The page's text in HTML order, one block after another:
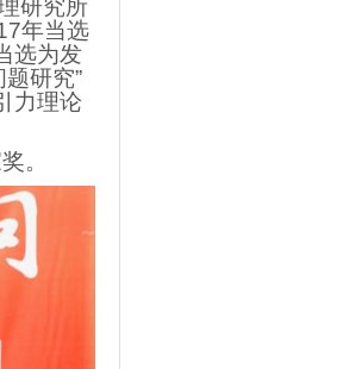
研究所
年当选
选为发
研究”
力理论
。